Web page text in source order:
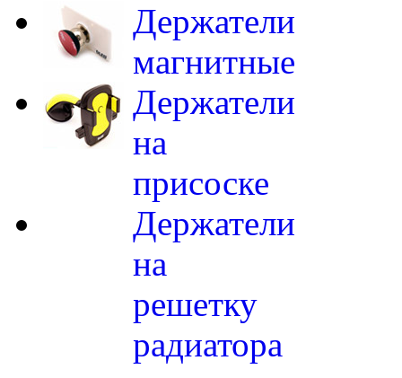
Держатели
магнитные
Держатели
на
присоске
Держатели
на
решетку
радиатора